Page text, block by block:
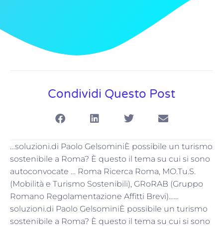
Condividi Questo Post
…soluzioni.di Paolo GelsominiÈ possibile un turismo
sostenibile a Roma? È questo il tema su cui si sono
autoconvocate … Roma Ricerca Roma, MO.Tu.S.
(Mobilità e Turismo Sostenibili), GRoRAB (Gruppo
Romano Regolamentazione Affitti Brevi)……
soluzioni.di Paolo GelsominiÈ possibile un turismo
sostenibile a Roma? È questo il tema su cui si sono